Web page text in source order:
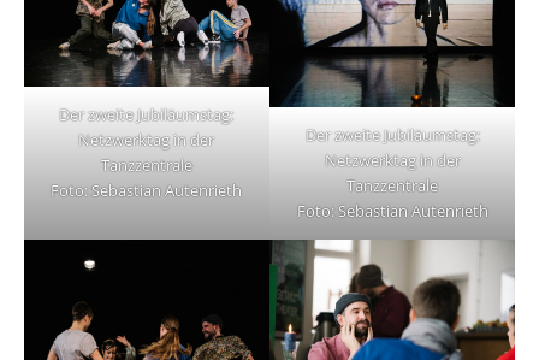
Der zweite Jubiläumstag:
Netzwerktag in der
Tanzzentrale
Foto: Sebastian Autenrieth
Der zweite Jubiläumstag:
Netzwerktag in der
Tanzzentrale
Foto: Sebastian Autenrieth